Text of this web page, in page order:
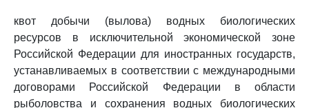
квот добычи (вылова) водных биологических
ресурсов в исключительной экономической зоне
Российской Федерации для иностранных государств,
устанавливаемых в соответствии с международными
договорами Российской Федерации в области
рыболовства и сохранения водных биологических